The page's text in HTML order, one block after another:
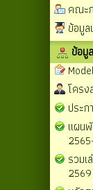
คณะ
ข้อมูล
ข้อมู
โครง
ประก
แผน
รวม
2569